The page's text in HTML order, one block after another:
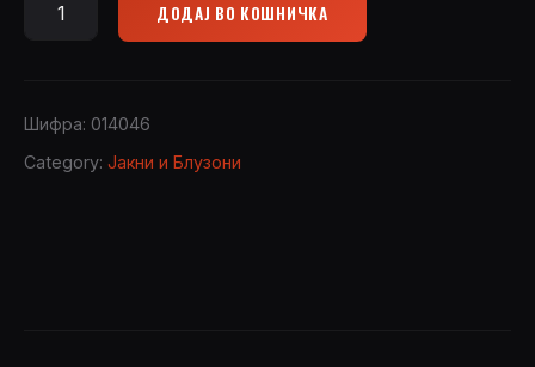
Jacket
PHPO014
quantity
ДОДАЈ ВО КОШНИЧКА
Шифра: 014046
Category: Јакни и Блузони